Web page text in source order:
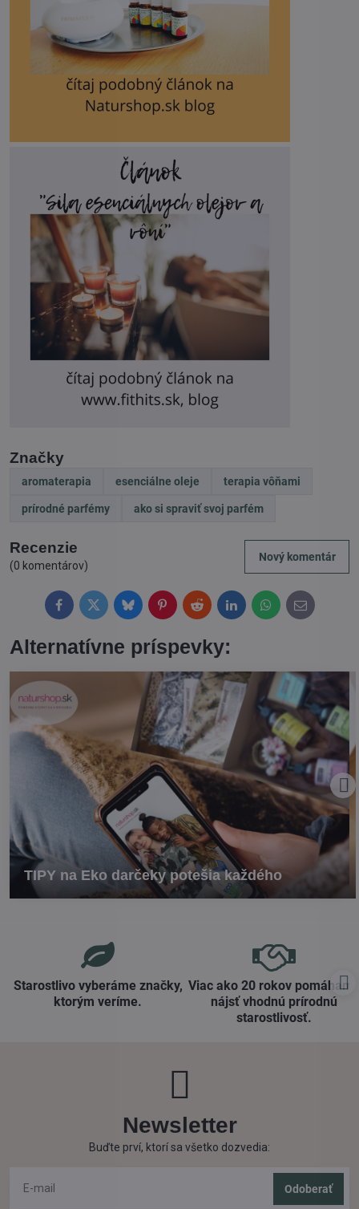
Značky
aromaterapia esenciálne oleje terapia vôňami
prírodné parfémy ako si spraviť svoj parfém
Recenzie
(0 komentárov)
Nový komentár
FacebookTwitterBlueskyPinterestRedditLinkedInWhatsApp
E-
mail
Alternatívne príspevky:
TIPY na Eko darčeky potešia každého
Starostlivo vyberáme značky,
ktorým veríme​.
Viac ako 20 rokov
nájsť vhodnú prírodnú
starostlivosť​.
Newsletter
Buďte prví, ktorí sa všetko dozvedia:
Odoberať